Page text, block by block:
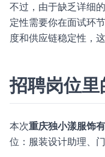
不过，由于缺乏详细
定性需要你在面试环
度和供应链稳定性，
招聘岗位里
本次重庆独小漾服饰
位：服装设计助理、